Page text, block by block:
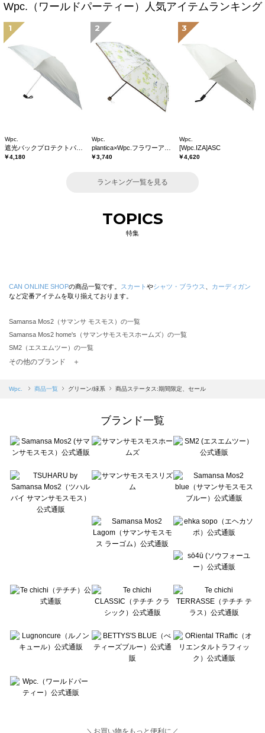
Wpc.（ワールドパーティー）人気アイテムランキング
1
Wpc.
￥4,180
2
Wpc.
￥3,740
3
Wpc.
[Wpc.IZA]ASC
￥4,620
ランキング一覧を見る
TOPICS
特集
CAN ONLINE SHOPの商品一覧です。 スカート やシャツ・ブラウス
カーディガン
など定番アイテムを取り揃えております。
Samansa Mos2（サマンサ モスモス）の一覧
Samansa Mos2 home's（サマンサモスモスホームズ）の一覧
SM2（エスエムツー）の一覧
TSUHARU by Samansa Mos2（ツハルバイサマンサモスモス）の一覧
Samansa Mos2 blue（サマンサモスモス ブルー）の一覧
Te chichi（テチチ）の一覧
Te chichi CLASSIC（テチチ クラシック）の一覧
Lugnoncure（ルノンキュール）の一覧
BETTY'S BLUE（べティーズブルー）の一覧
Wpc.（ワールドパーティー）の一覧
その他のブランド ＋
Wpc. 商品一覧 グリーン/緑系 商品ステータス:期間限定、セール
ブランド一覧
＼お買い物をもっと便利に／